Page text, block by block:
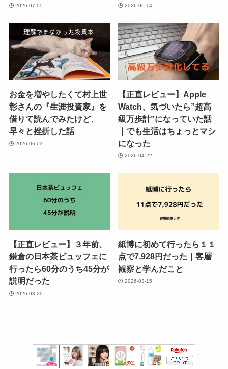
2026-07-05 2026-06-14
お金を増やしたくて村上世
彰さんの『生涯投資家』を
借りて読んでみたけど、
早々と挫折した話
2026-06-03
【正直レビュー】Apple
Watch、気づいたら”超高
級万歩計”になっていた話
｜でも生活はちょっとマシ
になった
2026-04-22
【正直レビュー】３年前、
鎌倉の日本茶ビュッフェに
行ったら60分のうち45分が
説明だった
2026-03-20
紙博に初めて行ったら１１
点で7,928円だった｜客層
観察と学んだこと
2026-03-15